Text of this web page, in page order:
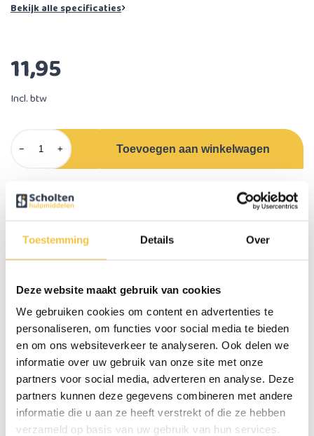
Toestemming Details Over
Deze website maakt gebruik van cookies
We gebruiken cookies om content en advertenties te
personaliseren, om functies voor social media te bieden
en om ons websiteverkeer te analyseren. Ook delen we
informatie over uw gebruik van onze site met onze
partners voor social media, adverteren en analyse. Deze
partners kunnen deze gegevens combineren met andere
informatie die u aan ze heeft verstrekt of die ze hebben
verzameld op basis van uw gebruik van hun services.
Bekijk alle specificaties
11,95
Incl. btw
− + Toevoegen aan winkelwagen
Omschrijving
maakt.
rubberachtige materiaal met ribbels zorgt ervoor dat het handvat een
optimale grip en houvast heeft.
Specificaties
Lengte
17 cm
Kleur
Zwart
Lengte handvat